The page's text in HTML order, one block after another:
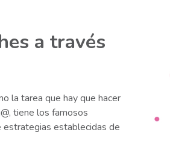
a través
la tarea que hay que hacer
tiene los famosos
estrategias establecidas de